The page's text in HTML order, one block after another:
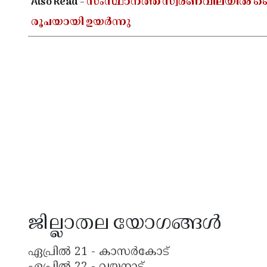
രൂപയായി ഉയർന്നു
ജില്ലാതല യോഗങ്ങൾ
ഏപ്രിൽ 21 - കാസർകോട്